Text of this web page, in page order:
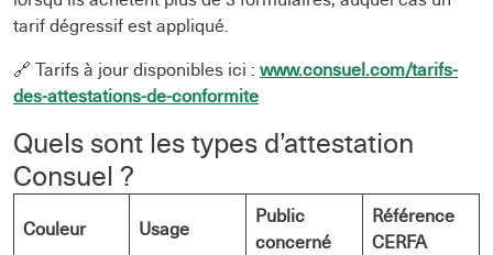
tarif dégressif est appliqué.
🔗 Tarifs à jour disponibles ici : www.consuel.com/tarifs-
des-attestations-de-conformite
Quels sont les types d’attestation
Consuel ?
Couleur Usage
Public
concerné
Référence
CERFA